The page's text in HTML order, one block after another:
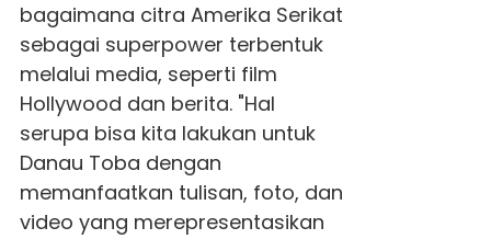
bagaimana citra Amerika Serikat
sebagai superpower terbentuk
melalui media, seperti film
Hollywood dan berita. "Hal
serupa bisa kita lakukan untuk
Danau Toba dengan
memanfaatkan tulisan, foto, dan
video yang merepresentasikan